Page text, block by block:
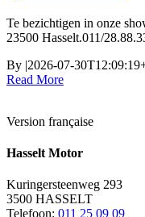
Te bezichtigen in onze
23500 Hasselt.011/
By |2026-07-
Read More
Version française
Hasselt Motor
Kuringersteenweg 293
3500 HASSELT
Telefoon: 011 25 09 09